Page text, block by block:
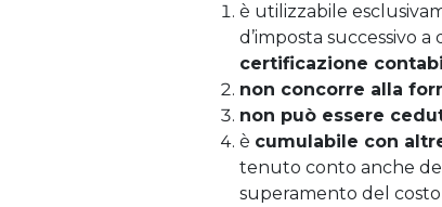
è utilizzabile
d’imposta successivo
certificazione
non concorre alla
non può essere
è cumulabile con
tenuto conto anche
superamento del